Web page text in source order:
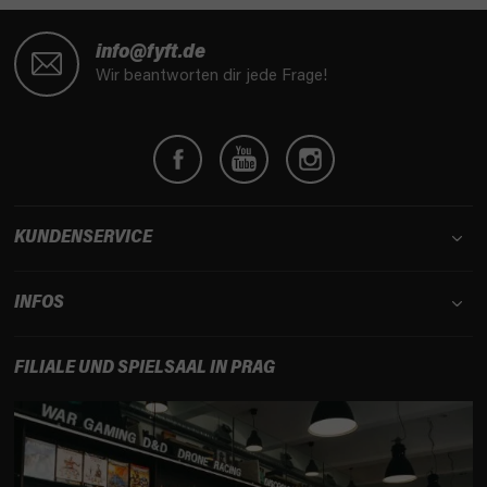
info@fyft.de
Wir beantworten dir jede Frage!
KUNDENSERVICE
INFOS
FILIALE UND SPIELSAAL IN PRAG